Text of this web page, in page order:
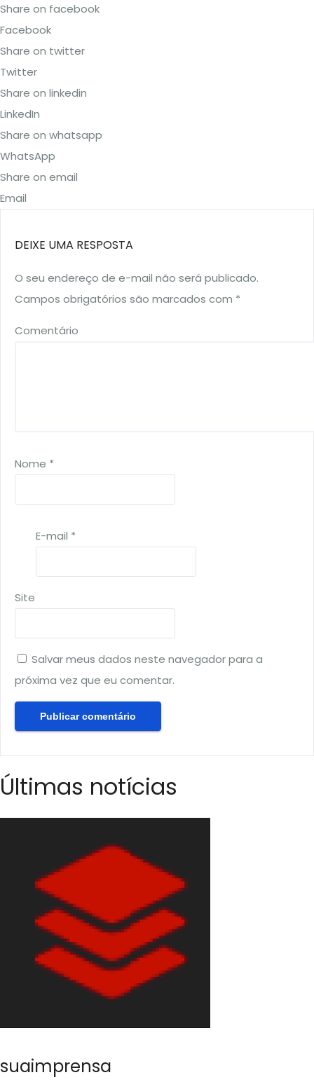
Share on facebook
Facebook
Share on twitter
Twitter
Share on linkedin
LinkedIn
Share on whatsapp
WhatsApp
Share on email
Email
DEIXE UMA RESPOSTA
O seu endereço de e-mail não será publicado.
Campos obrigatórios são marcados com *
Comentário
Nome *
E-mail *
Site
Salvar meus dados neste navegador para a
próxima vez que eu comentar.
Últimas notícias
suaimprensa